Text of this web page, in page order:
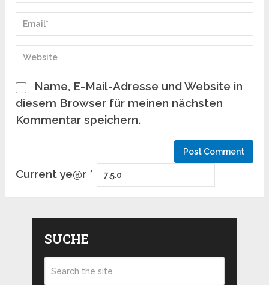
Name, E-Mail-Adresse und Website in
diesem Browser für meinen nächsten
Kommentar speichern.
Current ye@r *
SUCHE